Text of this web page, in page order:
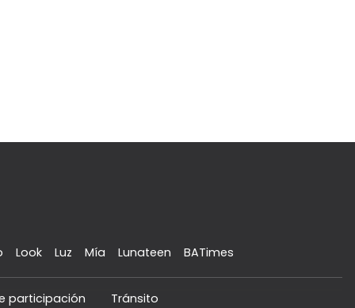
Look Luz Mía Lunateen BATimes
participación Tránsito